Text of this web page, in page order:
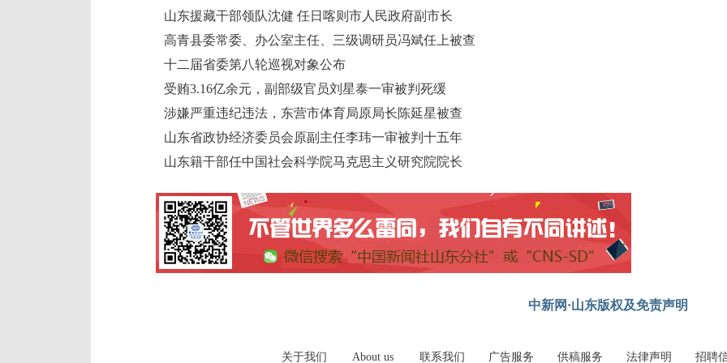
山东援藏干部领队沈健 任日喀则市人民政府副市长
高青县委常委、办公室主任、三级调研员冯斌任上被查
十二届省委第八轮巡视对象公布
受贿3.16亿余元，副部级官员刘星泰一审被判死缓
涉嫌严重违纪违法，东营市体育局原局长陈延星被查
山东省政协经济委员会原副主任李玮一审被判十五年
山东籍干部任中国社会科学院马克思主义研究院院长
中新网·山东版权及免责声明
关于我们 About us 联系我们 广告服务 供稿服务 法律声明 招聘